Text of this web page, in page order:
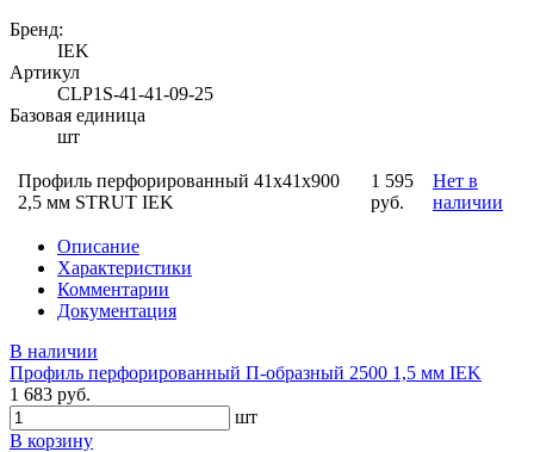
Бренд:
IEK
Артикул
CLP1S-41-41-09-25
Базовая единица
шт
Профиль перфорированный 41x41х900
2,5 мм STRUT IEK
1 595
руб.
Нет в
наличии
Описание
Характеристики
Комментарии
Документация
В наличии
Профиль перфорированный П-образный 2500 1,5 мм IEK
1 683 руб.
шт
В корзину